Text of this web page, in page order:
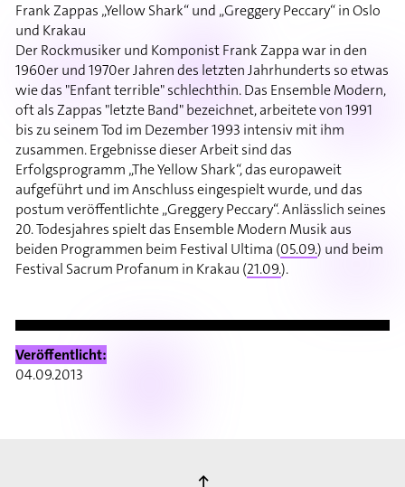
Veröffentlicht:
04.09.2013
Frank Zappas „Yellow Shark“ und „Greggery Peccary“ in Oslo
und Krakau
Der Rockmusiker und Komponist Frank Zappa war in den
1960er und 1970er Jahren des letzten Jahrhunderts so etwas
wie das "Enfant terrible" schlechthin. Das Ensemble Modern,
oft als Zappas "letzte Band" bezeichnet, arbeitete von 1991
bis zu seinem Tod im Dezember 1993 intensiv mit ihm
zusammen. Ergebnisse dieser Arbeit sind das
Erfolgsprogramm „The Yellow Shark“, das europaweit
aufgeführt und im Anschluss eingespielt wurde, und das
postum veröffentlichte „Greggery Peccary“. Anlässlich seines
20. Todesjahres spielt das Ensemble Modern Musik aus
beiden Programmen beim Festival Ultima (05.09.) und beim
Festival Sacrum Profanum in Krakau (21.09.).